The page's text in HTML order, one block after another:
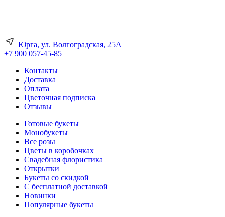
Юрга, ул. Волгоградская, 25А
+7 900 057-45-85
Контакты
Доставка
Оплата
Цветочная подписка
Отзывы
Готовые букеты
Монобукеты
Все розы
Цветы в коробочках
Свадебная флористика
Открытки
Букеты со скидкой
С бесплатной доставкой
Новинки
Популярные букеты